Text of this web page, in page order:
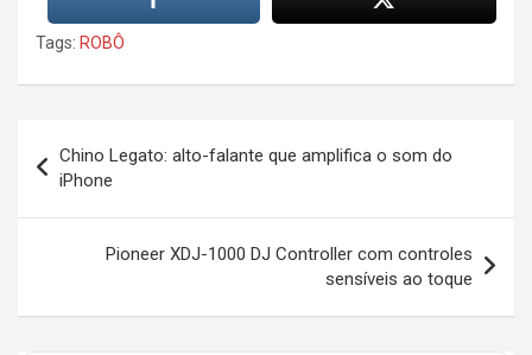
Tags: ROBÔ
navigation
Chino Legato: alto-falante que amplifica o som do
iPhone
Pioneer XDJ-1000 DJ Controller com controles
sensíveis ao toque